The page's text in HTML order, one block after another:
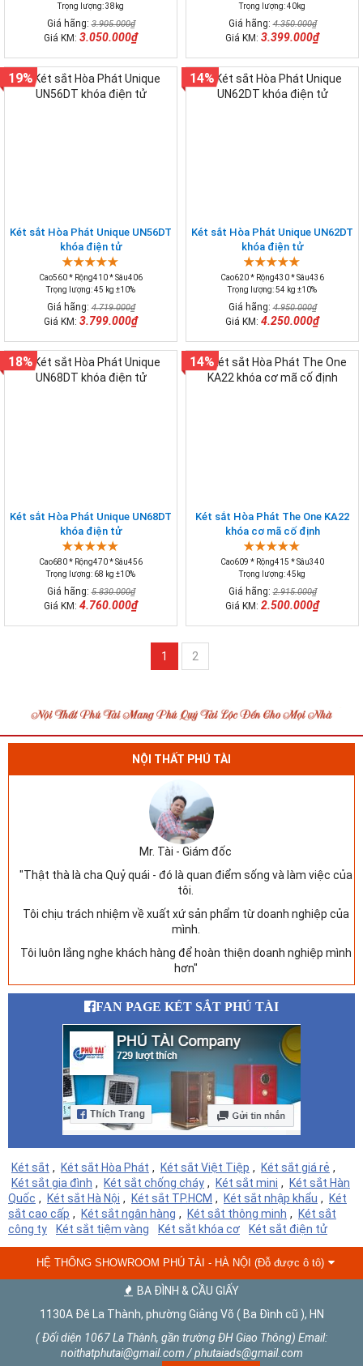
Trọng lượng: 38kg
Giá hãng:3.905.000₫
Giá KM: 3.050.000₫
Trọng lượng: 40kg
Giá hãng:4.350.000₫
Giá KM: 3.399.000₫
Két sắt Hòa Phát Unique UN56DT
khóa điện tử
Cao560 * Rộng410 * Sâu406
Trọng lượng: 45 kg ±10%
Giá hãng:4.719.000₫
Giá KM: 3.799.000₫
19%
Két sắt Hòa Phát Unique UN62DT
khóa điện tử
Cao620 * Rộng430 * Sâu436
Trọng lượng: 54 kg ±10%
Giá hãng:4.950.000₫
Giá KM: 4.250.000₫
14%
Két sắt Hòa Phát Unique UN68DT
khóa điện tử
Cao680 * Rộng470 * Sâu456
Trọng lượng: 68 kg ±10%
Giá hãng:5.830.000₫
Giá KM: 4.760.000₫
18%
Két sắt Hòa Phát The One KA22
khóa cơ mã cố định
Cao609 * Rộng415 * Sâu340
Trọng lượng: 45kg
Giá hãng:2.915.000₫
Giá KM: 2.500.000₫
14%
1 2
NỘI THẤT PHÚ TÀI
Mr. Tài - Giám đốc
"Thật thà là cha Quỷ quái - đó là quan điểm sống và làm việc của
tôi.
Tôi chịu trách nhiệm về xuất xứ sản phẩm từ doanh nghiệp của
mình.
Tôi luôn lắng nghe khách hàng để hoàn thiện doanh nghiệp mình
hơn"
FAN PAGE KÉT SẮT PHÚ TÀI
Két sắt , Két sắt Hòa Phát , Két sắt Việt Tiệp , Két sắt giá rẻ ,
Két sắt gia đình , Két sắt chống cháy , Két sắt mini ,
Két sắt Hàn
Quốc , Két sắt Hà Nội , Két sắt TP.HCM , Két sắt nhập khẩu ,
Két
sắt cao cấp , Két sắt ngân hàng , Két sắt thông minh ,
Két sắt
công ty
Két sắt tiệm vàng Két sắt khóa cơ Két sắt điện tử
HỆ THỐNG SHOWROOM PHÚ TÀI - HÀ NỘI (Đỗ được ô tô)
BA ĐÌNH & CẦU GIẤY
1130A Đê La Thành, phường Giảng Võ ( Ba Đình cũ ), HN
( Đối diện 1067 La Thành, gần trường ĐH Giao Thông) Email:
noithatphutai@gmail.com / phutaiads@gmail.com